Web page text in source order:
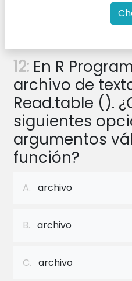
12: En R
archivo de
Read.table ().
siguientes
argumentos
función?
A. archivo
B. archivo
C. archivo